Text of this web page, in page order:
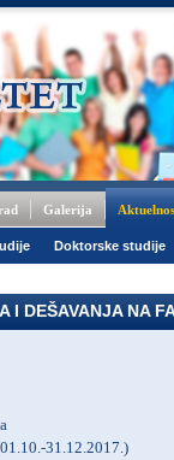
Galerija
Doktorske studije
I DEŠAVANJA NA
31.12.2017.)